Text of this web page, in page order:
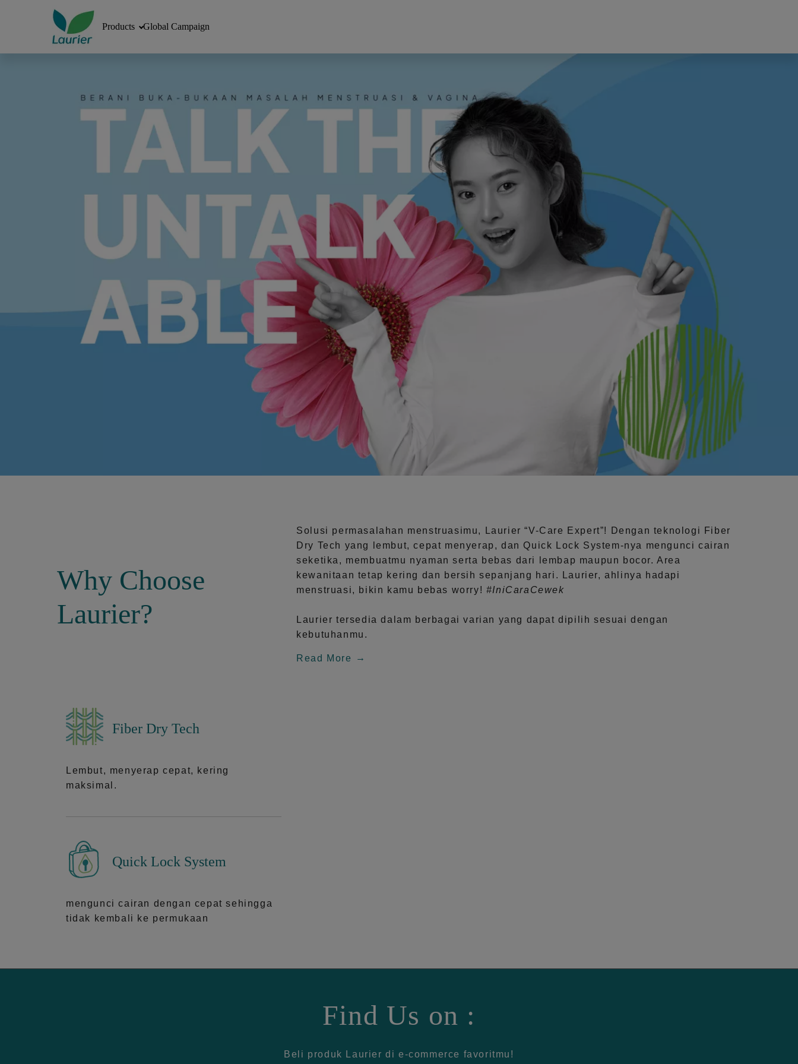
Products Global Campaign
Why Choose
Laurier?
Solusi permasalahan menstruasimu, Laurier“V-Care Expert”! Dengan teknologi
Fiber
Dry Tech yang lembut, cepat menyerap, dan Quick Lock System-nya mengunci cairan
seketika, membuatmu nyaman serta bebas dari lembap maupun bocor. Area
kewanitaan tetap kering dan bersih sepanjang hari.
Laurier, ahlinya hadapi
menstruasi, bikin kamu bebas worry! #IniCaraCewek
Laurier tersedia dalam berbagai varian yang dapat dipilih sesuai dengan
kebutuhanmu.
Read More
Fiber Dry Tech
Lembut, menyerap cepat, kering
maksimal.
Quick Lock System
mengunci cairan dengan cepat sehingga
tidak kembali ke permukaan
Find Us on :
Beli produk Laurier di e-commerce favoritmu!